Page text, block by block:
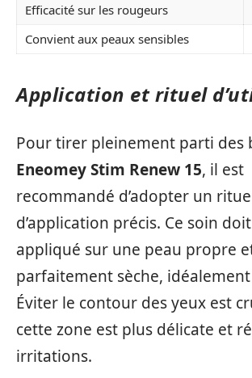
Efficacité sur les rougeurs
Convient aux peaux sensibles
Application et rituel
Pour tirer pleinement parti des
Eneomey Stim Renew 15, il est
recommandé d’adopter un
d’application précis. Ce soin
appliqué sur une peau propre
parfaitement sèche, idéalement
Éviter le contour des yeux est
cette zone est plus délicate et
irritations.